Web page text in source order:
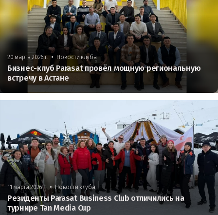
20 марта 2026 г. • Новости клуба
Бизнес-клуб Parasat провёл мощную региональную
встречу в Астане
11 марта 2026 г. • Новости клуба
Резиденты Parasat Business Club отличились на
турнире Tan Media Cup